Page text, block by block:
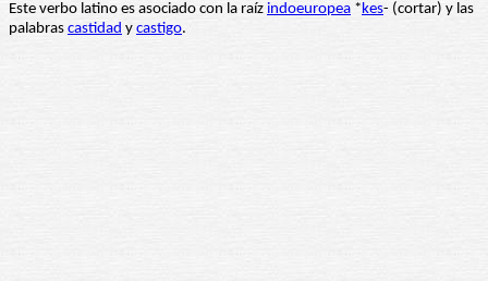
Este verbo latino es asociado con la raíz indoeuropea *kes- (cortar) y las
palabras castidad y castigo.